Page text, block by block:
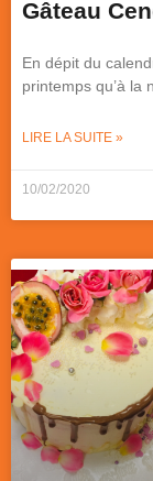
Gâteau
En dépit du
printemps qu’à la
LIRE LA SUITE »
10/02/2020